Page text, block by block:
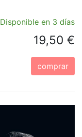
Disponible en 3 días
19,50 €
comprar